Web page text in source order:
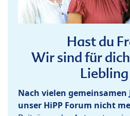
Hast du
Wir sind für
Nach vielen
unser HiPP Forum nicht